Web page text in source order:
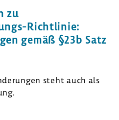
zu
​Richtlinie:
gemäß §23b Satz
steht auch als